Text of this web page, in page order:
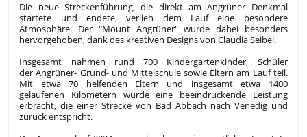
Die neue Streckenführung, die direkt am Angrüner Denkmal
startete und endete, verlieh dem Lauf eine besondere
Atmosphäre. Der "Mount Angrüner" wurde dabei besonders
hervorgehoben, dank des kreativen Designs von Claudia Seibel.
Insgesamt nahmen rund 700 Kindergartenkinder, Schüler
der Angrüner- Grund- und Mittelschule sowie Eltern am Lauf teil.
Mit etwa 70 helfenden Eltern und insgesamt etwa 1400
gelaufenen Kilometern wurde eine beeindruckende Leistung
erbracht, die einer Strecke von Bad Abbach nach Venedig und
zurück entspricht.